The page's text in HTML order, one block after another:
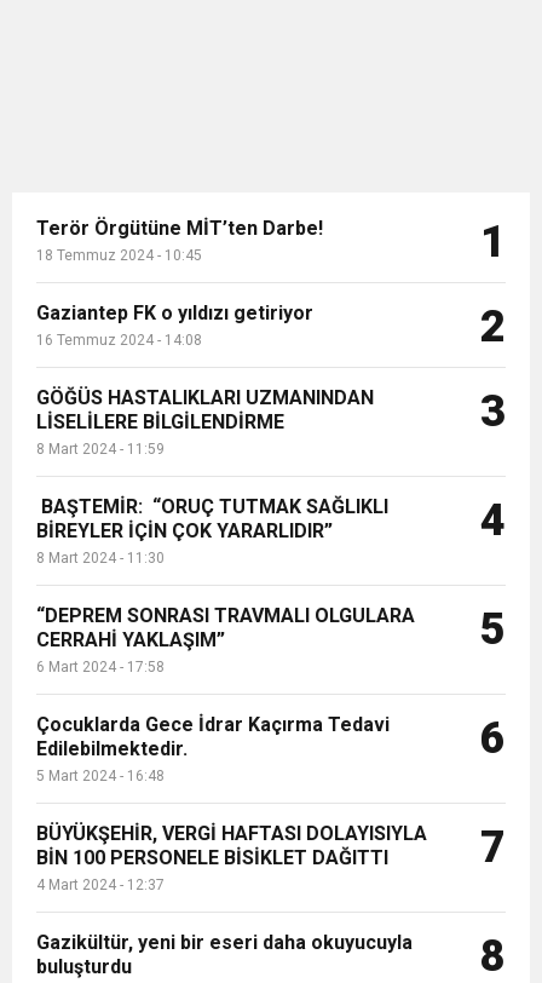
Terör Örgütüne MİT’ten Darbe!
18 Temmuz 2024 - 10:45 1
Gaziantep FK o yıldızı getiriyor
16 Temmuz 2024 - 14:08 2
GÖĞÜS HASTALIKLARI UZMANINDAN
LİSELİLERE BİLGİLENDİRME
8 Mart 2024 - 11:59
3
BAŞTEMİR: “ORUÇ TUTMAK SAĞLIKLI
BİREYLER İÇİN ÇOK YARARLIDIR”
8 Mart 2024 - 11:30
4
“DEPREM SONRASI TRAVMALI OLGULARA
CERRAHİ YAKLAŞIM”
6 Mart 2024 - 17:58
5
Çocuklarda Gece İdrar Kaçırma Tedavi
Edilebilmektedir.
5 Mart 2024 - 16:48
6
BÜYÜKŞEHİR, VERGİ HAFTASI DOLAYISIYLA
BİN 100 PERSONELE BİSİKLET DAĞITTI
4 Mart 2024 - 12:37
7
Gazikültür, yeni bir eseri daha okuyucuyla
buluşturdu
8